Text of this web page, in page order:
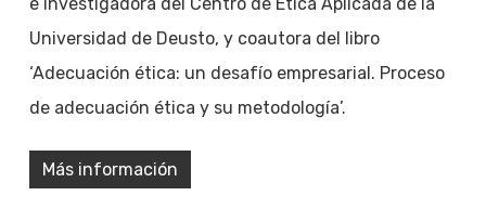
Universidad de Deusto, y coautora del libro
‘Adecuación ética: un desafío empresarial. Proceso
de adecuación ética y su metodología’.
Más información